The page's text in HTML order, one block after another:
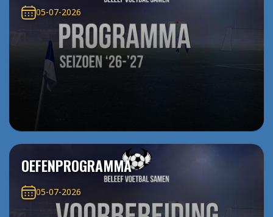
05-07-2026
OEFENPROGRAMMA
05-07-2026